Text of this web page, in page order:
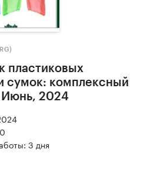
пластиковых
сумок: комплексный
Июнь, 2024
3 дня